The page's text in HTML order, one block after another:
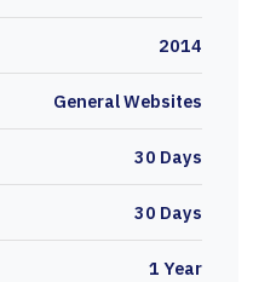
2014
General Websites
30 Days
30 Days
1 Year